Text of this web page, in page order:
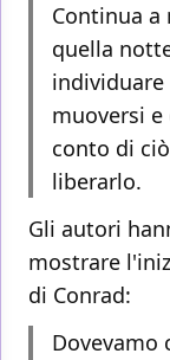
Continua
quella
muoversi
conto di
liberarlo.
Gli autori
mostrare
di Conrad:
Dovevamo